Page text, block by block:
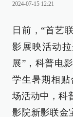
2024-07-15 12:21
日前，“首艺
影展映活动
展”，科普电
学生暑期相
场活动中，科
影院新影联金